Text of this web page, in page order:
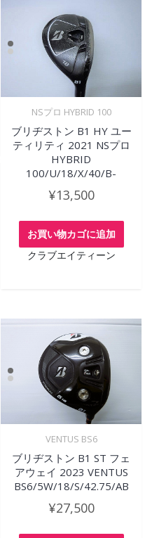
NSプロ HYBRID 100
ブリヂストン B1 HY ユー
ティリティ 2021 NSプロ
HYBRID
100/U/18/X/40/B-
¥13,500
お買い物カゴに追加
クラブエイティーン
VENTUS BS6
ブリヂストン B1 ST フェ
アウェイ 2023 VENTUS
BS6/5W/18/S/42.75/AB
¥27,500